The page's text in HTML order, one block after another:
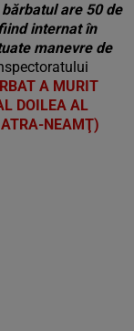
are 50 de
internat în
manevre de
A MURIT
DOILEA AL
NEAMŢ)